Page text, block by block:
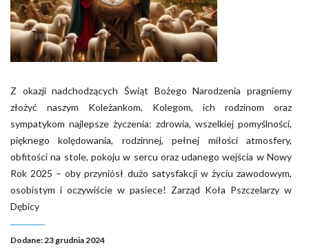
Z okazji nadchodzących Świąt Bożego Narodzenia pragniemy
złożyć naszym Koleżankom, Kolegom, ich rodzinom oraz
sympatykom najlepsze życzenia: zdrowia, wszelkiej pomyślności,
pięknego kolędowania, rodzinnej, pełnej miłości atmosfery,
obfitości na stole, pokoju w sercu oraz udanego wejścia w Nowy
Rok 2025 – oby przyniósł dużo satysfakcji w życiu zawodowym,
osobistym i oczywiście w pasiece! Zarząd Koła Pszczelarzy w
Dębicy
Dodane: 23 grudnia 2024